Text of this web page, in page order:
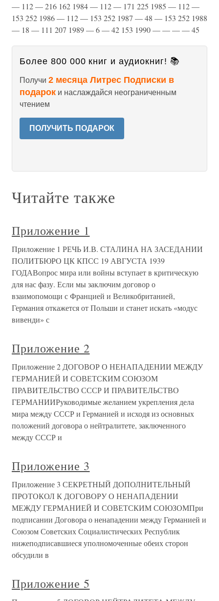
— 112 — 216 162 1984 — 112 — 171 225 1985 — 112 —
153 252 1986 — 112 — 153 252 1987 — 48 — 153 252 1988
— 18 — 111 207 1989 — 6 — 42 153 1990 — — — — 45
Более 800 000 книг и аудиокниг! 📚
Получи 2 месяца Литрес Подписки в
подарок и наслаждайся неограниченным
чтением
ПОЛУЧИТЬ ПОДАРОК
Читайте также
Приложение 1
Приложение 1 РЕЧЬ И.В. СТАЛИНА НА ЗАСЕДАНИИ
ПОЛИТБЮРО ЦК КПСС 19 АВГУСТА 1939
ГОДАВопрос мира или войны вступает в критическую
для нас фазу. Если мы заключим договор о
взаимопомощи с Францией и Великобританией,
Германия откажется от Польши и станет искать «модус
вивенди» с
Приложение 2
Приложение 2 ДОГОВОР О НЕНАПАДЕНИИ МЕЖДУ
ГЕРМАНИЕЙ И СОВЕТСКИМ СОЮЗОМ
ПРАВИТЕЛЬСТВО СССР И ПРАВИТЕЛЬСТВО
ГЕРМАНИИРуководимые желанием укрепления дела
мира между СССР и Германией и исходя из основных
положений договора о нейтралитете, заключенного
между СССР и
Приложение 3
Приложение 3 СЕКРЕТНЫЙ ДОПОЛНИТЕЛЬНЫЙ
ПРОТОКОЛ К ДОГОВОРУ О НЕНАПАДЕНИИ
МЕЖДУ ГЕРМАНИЕЙ И СОВЕТСКИМ СОЮЗОМПри
подписании Договора о ненападении между Германией и
Союзом Советских Социалистических Республик
нижеподписавшиеся уполномоченные обеих сторон
обсудили в
Приложение 5